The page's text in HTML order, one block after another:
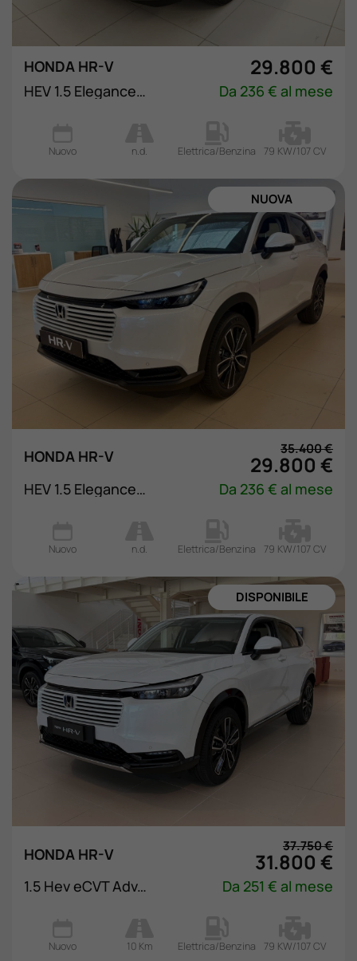
HONDA HR-V 29.800 €
HEV 1.5 Elegance eCVT Da 236 € al mese
Nuovo n.d. Elettrica/Benzina 79 KW/107 CV
NUOVA
HONDA HR-V 35.400 €
29.800 €
HEV 1.5 Elegance eCVT Da 236 € al mese
Nuovo n.d. Elettrica/Benzina 79 KW/107 CV
NUOVA
HONDA HR-V 37.750 €
31.800 €
1.5 Hev eCVT Advance Da 251 € al mese
Nuovo 10 Km Elettrica/Benzina 79 KW/107 CV